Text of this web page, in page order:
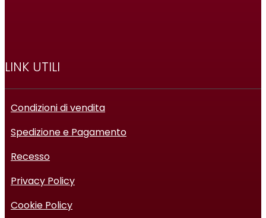
LINK UTILI
Condizioni di vendita
Spedizione e Pagamento
Recesso
Privacy Policy
Cookie Policy